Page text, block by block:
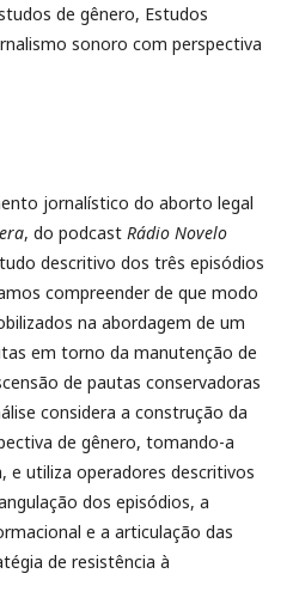
de gênero, Estudos
sonoro com perspectiva
jornalístico do aborto legal
, do podcast Rádio Novelo
descritivo dos três episódios
compreender de que modo
na abordagem de um
em torno da manutenção de
de pautas conservadoras
considera a construção da
de gênero, tomando-a
utiliza operadores descritivos
dos episódios, a
e a articulação das
de resistência à